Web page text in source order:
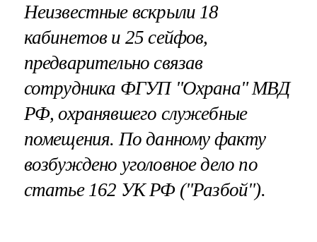
Неизвестные вскрыли 18
кабинетов и 25 сейфов,
предварительно связав
сотрудника ФГУП "Охрана" МВД
РФ, охранявшего служебные
помещения. По данному факту
возбуждено уголовное дело по
статье 162 УК РФ ("Разбой").